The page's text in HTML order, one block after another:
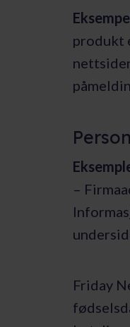
produkt
–
Friday